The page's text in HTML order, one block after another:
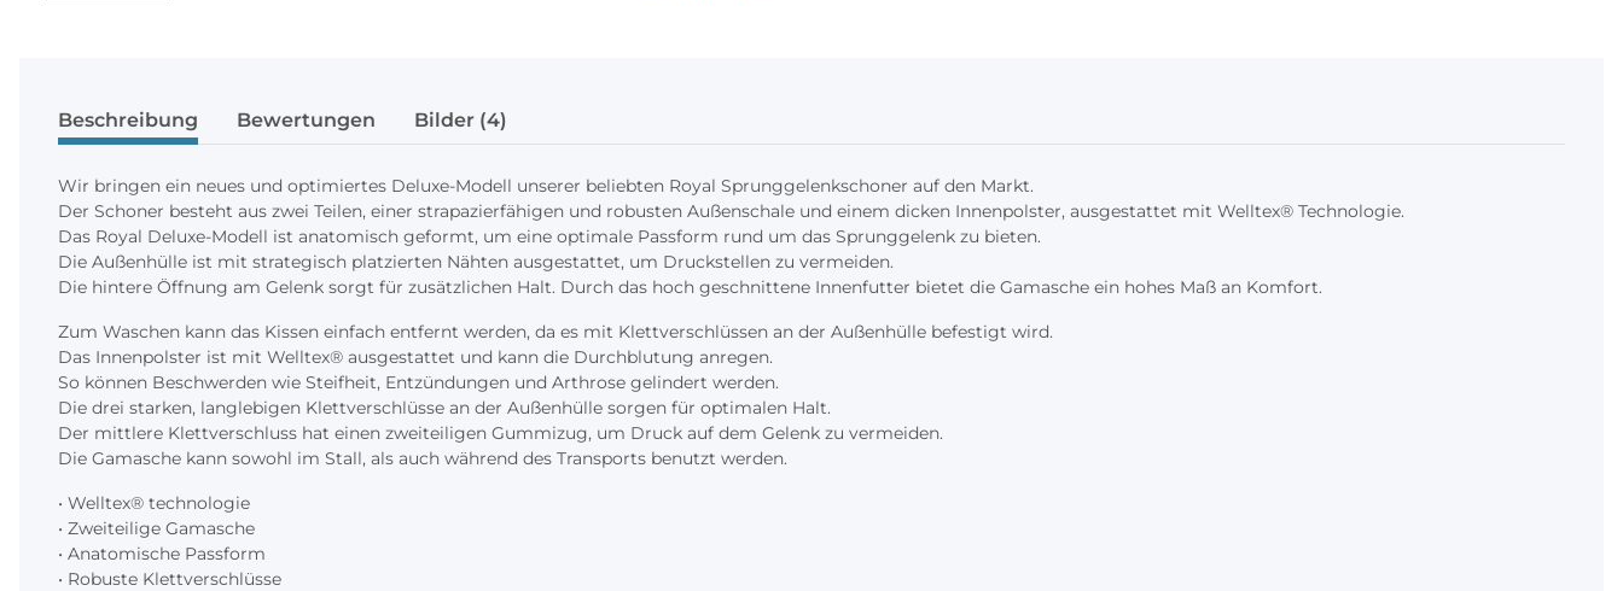
Beschreibung Bewertungen Bilder (4)
Wir bringen ein neues und optimiertes Deluxe-Modell unserer beliebten Royal Sprunggelenkschoner auf den Markt.
Der Schoner besteht aus zwei Teilen, einer strapazierfähigen und robusten Außenschale und einem dicken Innenpolster, ausgestattet mit Welltex® Technologie.
Das Royal Deluxe-Modell ist anatomisch geformt, um eine optimale Passform rund um das Sprunggelenk zu bieten.
Die Außenhülle ist mit strategisch platzierten Nähten ausgestattet, um Druckstellen zu vermeiden.
Die hintere Öffnung am Gelenk sorgt für zusätzlichen Halt. Durch das hoch geschnittene Innenfutter bietet die Gamasche ein hohes Maß an Komfort.
Zum Waschen kann das Kissen einfach entfernt werden, da es mit Klettverschlüssen an der Außenhülle befestigt wird.
Das Innenpolster ist mit Welltex® ausgestattet und kann die Durchblutung anregen.
So können Beschwerden wie Steifheit, Entzündungen und Arthrose gelindert werden.
Die drei starken, langlebigen Klettverschlüsse an der Außenhülle sorgen für optimalen Halt.
Der mittlere Klettverschluss hat einen zweiteiligen Gummizug, um Druck auf dem Gelenk zu vermeiden.
Die Gamasche kann sowohl im Stall, als auch während des Transports benutzt werden.
• Welltex® technologie
• Zweiteilige Gamasche
• Anatomische Passform
• Robuste Klettverschlüsse